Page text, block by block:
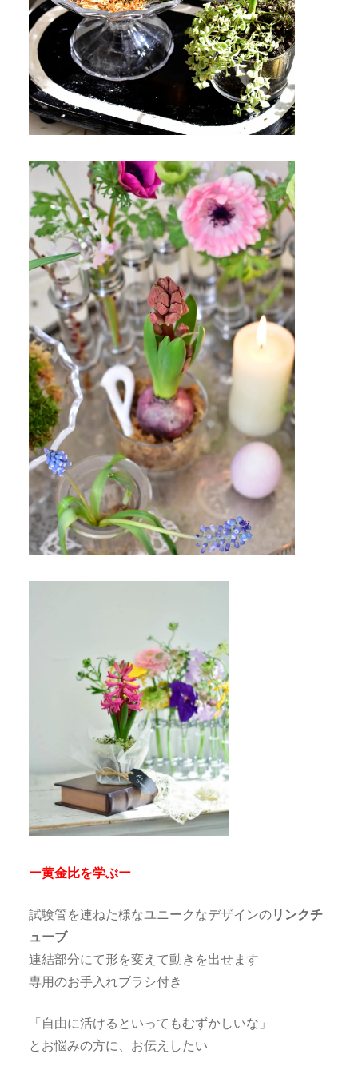
ー黄金比を学ぶー
試験管を連ねた様なユニークなデザインのリンクチ
ューブ
連結部分にて形を変えて動きを出せます
専用のお手入れブラシ付き
「自由に活けるといってもむずかしいな」
とお悩みの方に、お伝えしたい